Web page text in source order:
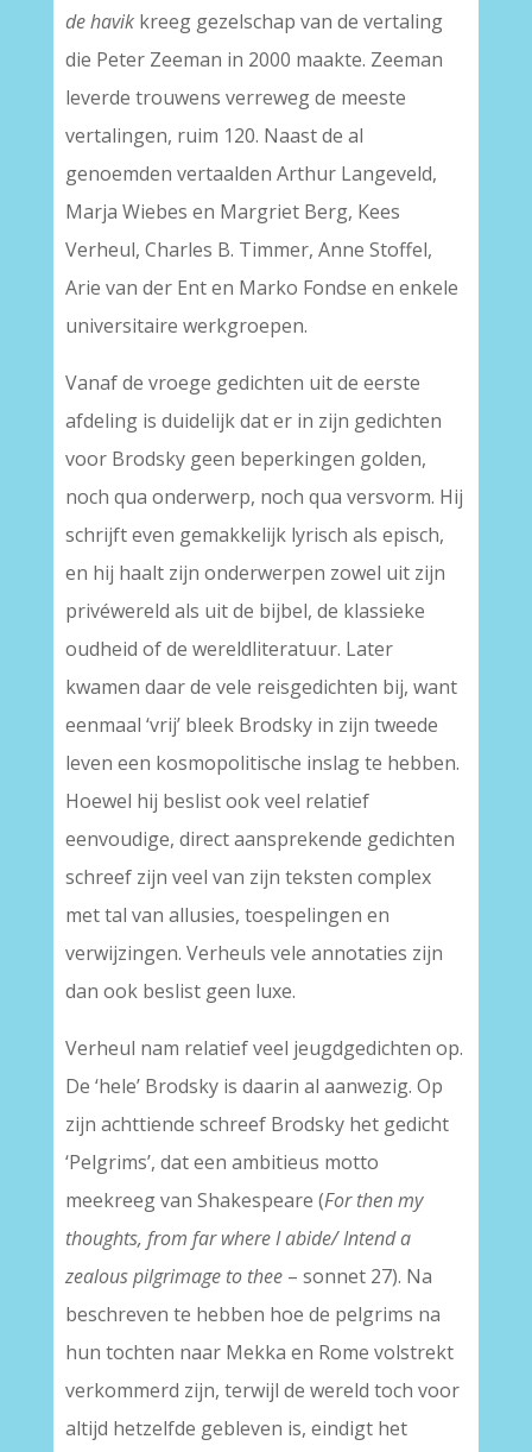
de havikkreeg gezelschap van de vertaling
die Peter Zeeman in 2000 maakte. Zeeman
leverde trouwens verreweg de meeste
vertalingen, ruim 120. Naast de al
genoemden vertaalden Arthur Langeveld,
Marja Wiebes en Margriet Berg, Kees
Verheul, Charles B. Timmer, Anne Stoffel,
Arie van der Ent en Marko Fondse en enkele
universitaire werkgroepen.
Vanaf de vroege gedichten uit de eerste
afdeling is duidelijk dat er in zijn gedichten
voor Brodsky geen beperkingen golden,
noch qua onderwerp, noch qua versvorm. Hij
schrijft even gemakkelijk lyrisch als episch,
en hij haalt zijn onderwerpen zowel uit zijn
privéwereld als uit de bijbel, de klassieke
oudheid of de wereldliteratuur. Later
kwamen daar de vele reisgedichten bij, want
eenmaal ‘vrij’ bleek Brodsky in zijn tweede
leven een kosmopolitische inslag te hebben.
Hoewel hij beslist ook veel relatief
eenvoudige, direct aansprekende gedichten
schreef zijn veel van zijn teksten complex
met tal van allusies, toespelingen en
verwijzingen. Verheuls vele annotaties zijn
dan ook beslist geen luxe.
Verheul nam relatief veel jeugdgedichten op.
De ‘hele’ Brodsky is daarin al aanwezig. Op
zijn achttiende schreef Brodsky het gedicht
‘Pelgrims’, dat een ambitieus motto
meekreeg van Shakespeare (For then my
thoughts, from far where I abide/ Intend a
zealous pilgrimage to thee– sonnet 27). Na
beschreven te hebben hoe de pelgrims na
hun tochten naar Mekka en Rome volstrekt
verkommerd zijn, terwijl de wereld toch voor
altijd hetzelfde gebleven is, eindigt het